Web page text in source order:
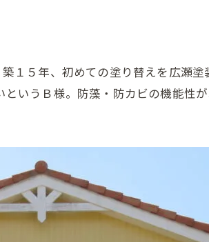
１５年、初めての塗り替えを広瀬
いうＢ様。防藻・防カビの機能性